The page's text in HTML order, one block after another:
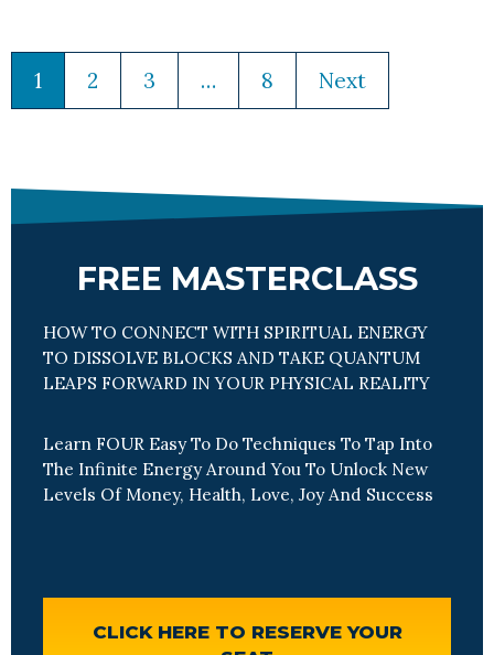
1 2 3 … 8 Next
FREE MASTERCLASS
HOW TO CONNECT WITH SPIRITUAL ENERGY
TO DISSOLVE BLOCKS AND TAKE QUANTUM
LEAPS FORWARD IN YOUR PHYSICAL REALITY
Learn FOUR Easy To Do Techniques To Tap Into
The Infinite Energy Around You To Unlock New
Levels Of Money, Health, Love, Joy And Success
CLICK HERE TO RESERVE YOUR